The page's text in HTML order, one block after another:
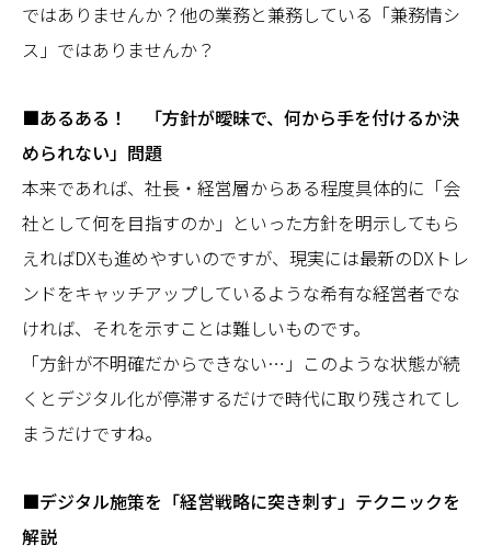
ではありませんか？他の業務と兼務している「兼務情シ
ス」ではありませんか？
■あるある！ 「方針が曖昧で、何から手を付けるか決
められない」問題
本来であれば、社長・経営層からある程度具体的に「会
社として何を目指すのか」といった方針を明示してもら
えればDXも進めやすいのですが、現実には最新のDXトレ
ンドをキャッチアップしているような希有な経営者でな
ければ、それを示すことは難しいものです。
「方針が不明確だからできない…」このような状態が続
くとデジタル化が停滞するだけで時代に取り残されてし
まうだけですね。
■デジタル施策を「経営戦略に突き刺す」テクニックを
解説